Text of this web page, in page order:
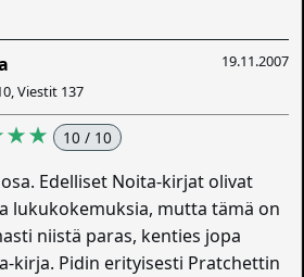
19.11.2007
Viestit 137
10 / 10
Edelliset Noita-kirjat olivat
lukukokemuksia, mutta tämä on
niistä paras, kenties jopa
kirja. Pidin erityisesti Pratchettin